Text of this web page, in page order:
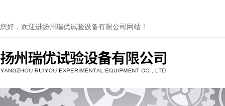
您好，欢迎进扬州瑞优试验设备有限公司网站！